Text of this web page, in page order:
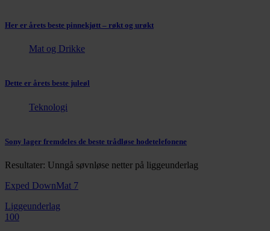
Her er årets beste pinnekjøtt – røkt og urøkt
Mat og Drikke
Dette er årets beste juleøl
Teknologi
Sony lager fremdeles de beste trådløse hodetelefonene
Resultater: Unngå søvnløse netter på liggeunderlag
Exped DownMat 7
Liggeunderlag
100